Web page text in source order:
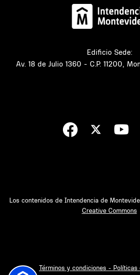
Edificio Sede:
Av. 18 de Julio 1360 - C.P. 11200,
Los contenidos de Intendencia de
Creative Commons
Términos y condiciones -